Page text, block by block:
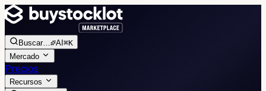
Buscar… AI ⌘K
Mercado
Precios
Recursos